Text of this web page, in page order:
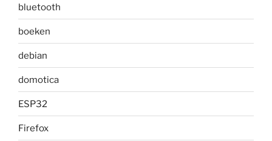
bluetooth
boeken
debian
domotica
ESP32
Firefox